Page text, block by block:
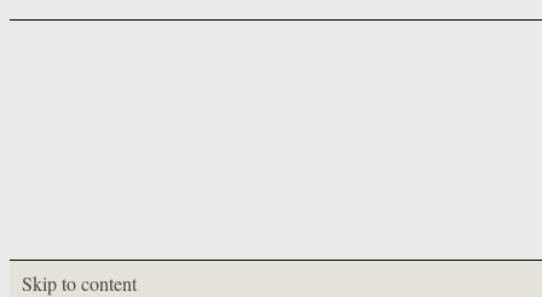
Skip to content